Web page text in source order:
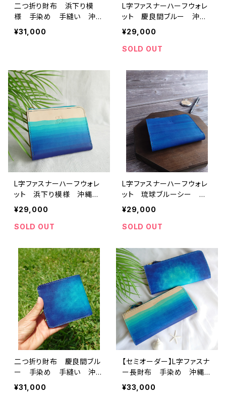
二つ折り財布 浜下り模
様 手染め 手縫い 沖縄
の海
¥31,000
L字ファスナーハーフウォレ
ット 慶良間ブルー 沖縄
の海 手染め 本革
¥29,000
SOLD OUT
L字ファスナーハーフウォレ
ット 浜下り模様 沖縄の
海 手染め 本革
¥29,000
SOLD OUT
L字ファスナーハーフウォレ
ット 琉球ブルーシー 沖
縄の海 手染め 本革
¥29,000
SOLD OUT
二つ折り財布 慶良間ブル
ー 手染め 手縫い 沖縄
の海
¥31,000
【セミオーダー】L字ファスナ
ー長財布 手染め 沖縄の
海 本革
¥33,000